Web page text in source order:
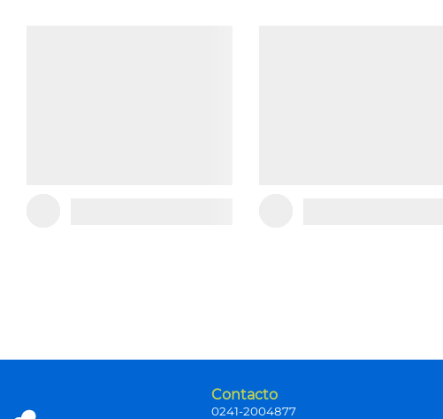
Contacto
0241-2004877